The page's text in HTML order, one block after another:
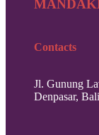
Contacts
Jl. Gunung
Denpasar,